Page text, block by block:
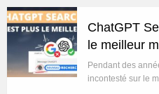
ChatGPT
le meilleur
Pendant des
incontesté sur le